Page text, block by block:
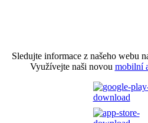
Sledujte informace z našeho webu
Využívejte naši novou mobilní